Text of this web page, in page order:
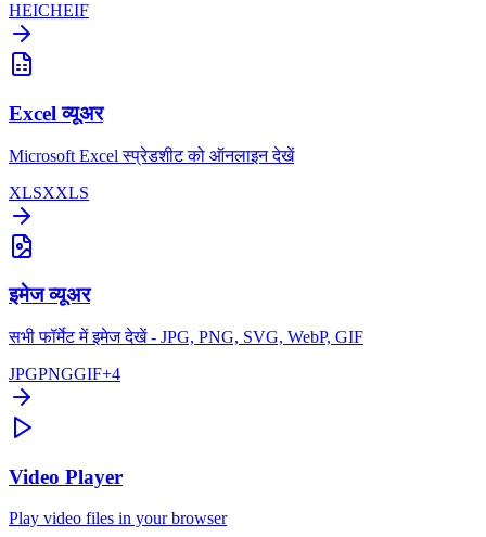
HEICHEIF
Excel व्यूअर
Microsoft Excel स्प्रेडशीट को ऑनलाइन देखें
XLSXXLS
इमेज व्यूअर
सभी फॉर्मेट में इमेज देखें - JPG, PNG, SVG, WebP, GIF
JPGPNGGIF+4
Video Player
Play video files in your browser